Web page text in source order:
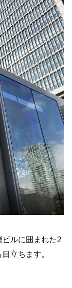
ルに囲まれた2
立ちます。